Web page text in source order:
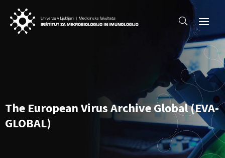
The European Virus Archive Global (EVA-
GLOBAL)